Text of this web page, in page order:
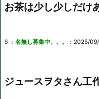
お茶は少し少しだけ
6 ： 名無し募集中。。。 ：2025/
ジュースヲタさん工